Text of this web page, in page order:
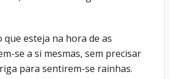
esteja na hora de as
se a si mesmas, sem precisar
para sentirem-se rainhas.